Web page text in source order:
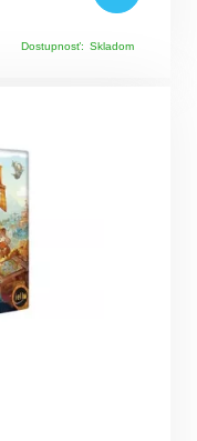
Dostupnosť: Skladom